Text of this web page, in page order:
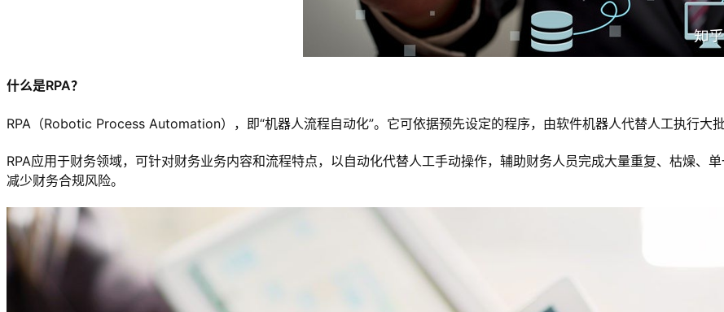
什么是RPA？
RPA（Robotic Process Automation），即“机器人流程自动化”。它可依据预先设定的程序，由软件机器人代替人工执行大
RPA应用于财务领域，可针对财务业务内容和流程特点，以自动化代替人工手动操作，辅助财务人员完成大量重复、枯燥、
减少财务合规风险。